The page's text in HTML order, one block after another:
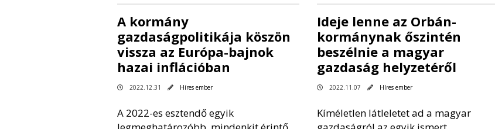
A kormány
gazdaságpolitikája köszön
vissza az Európa-bajnok
hazai inflációban
2022.12.31 Híres ember
A 2022-es esztendő egyik
Ideje lenne az Orbán-
kormánynak őszintén
beszélnie a magyar
gazdaság helyzetéről
2022.11.07 Híres ember
Kíméletlen látleletet ad a magyar